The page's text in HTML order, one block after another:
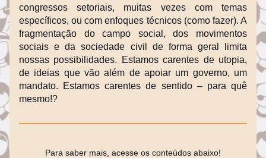
congressos setoriais, muitas vezes com temas
específicos, ou com enfoques técnicos (como fazer). A
fragmentação do campo social, dos movimentos
sociais e da sociedade civil de forma geral limita
nossas possibilidades. Estamos carentes de utopia,
de ideias que vão além de apoiar um governo, um
mandato. Estamos carentes de sentido – para quê
mesmo!?
Para saber mais, acesse os conteúdos abaixo!